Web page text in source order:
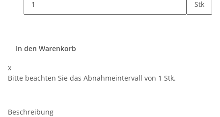
Stk
In den Warenkorb
x
Bitte beachten Sie das Abnahmeintervall von 1 Stk.
Beschreibung